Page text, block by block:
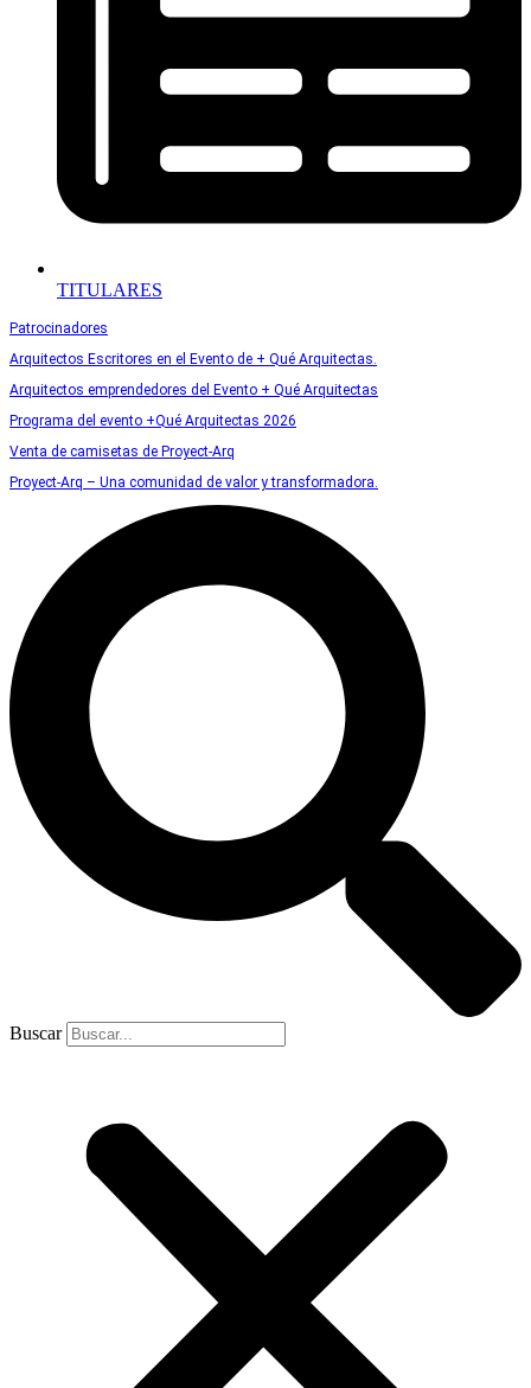
TITULARES
Patrocinadores
Arquitectos Escritores en el Evento de + Qué Arquitectas.
Arquitectos emprendedores del Evento + Qué Arquitectas
Programa del evento +Qué Arquitectas 2026
Venta de camisetas de Proyect-Arq
Proyect-Arq – Una comunidad de valor y transformadora.
Buscar